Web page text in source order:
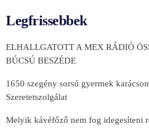
Legfrissebbek
ELHALLGATOTT A MEX RÁDIÓ
BÚCSÚ BESZÉDE
1650 szegény sorsú gyermek
Szeretetszolgálat
Melyik kávéfőző nem fog idegesíteni